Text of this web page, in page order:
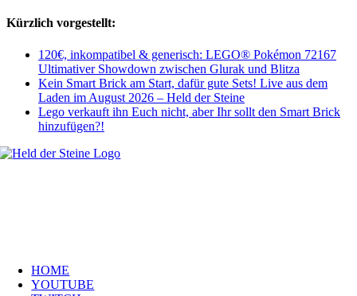
Kürzlich vorgestellt:
120€, inkompatibel & generisch: LEGO® Pokémon 72167
Ultimativer Showdown zwischen Glurak und Blitza
Kein Smart Brick am Start, dafür gute Sets! Live aus dem
Laden im August 2026 – Held der Steine
Lego verkauft ihn Euch nicht, aber Ihr sollt den Smart Brick
hinzufügen?!
HOME
YOUTUBE